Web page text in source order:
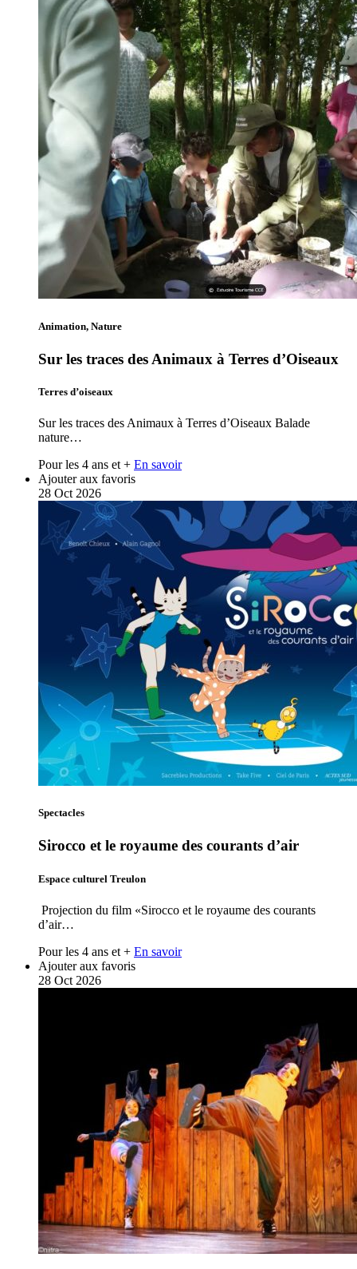
Animation, Nature
Sur les traces des Animaux à Terres d’Oiseaux
Terres d’oiseaux
Sur les traces des Animaux à Terres d’Oiseaux Balade
nature…
Pour les 4 ans et + En savoir
Ajouter aux favoris
28 Oct 2026
Spectacles
Sirocco et le royaume des courants d’air
Espace culturel Treulon
Projection du film «Sirocco et le royaume des courants
d’air…
Pour les 4 ans et + En savoir
Ajouter aux favoris
28 Oct 2026